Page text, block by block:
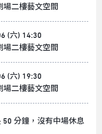
場二樓藝文空間
(六) 14:30
場二樓藝文空間
(六) 19:30
場二樓藝文空間
50 分鐘 ，沒有中場休息